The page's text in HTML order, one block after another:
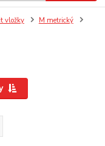
vložky
M metrický